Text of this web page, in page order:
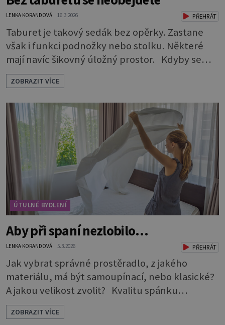
LENKA KORANDOVÁ 16.3.2026 PŘEHRÁT
Taburet je takový sedák bez opěrky. Zastane
však i funkci podnožky nebo stolku. Některé
mají navíc šikovný úložný prostor. Kdyby se
rozdávaly ceny za nejskromnější, a přitom
užitečný a praktický kus nábytku, určitě by
vyhrál taburet. Je nevtíravý, nenápadný, klidně
si sedí opodál a čeká, až na něj přijde řada, aniž
by jakkoli rušil nebo překážel. A když je ho
zapotřebí, je pohotově p
ZOBRAZIT VÍCE
ÚTULNÉ BYDLENÍ
Aby při spaní nezlobilo…
LENKA KORANDOVÁ 5.3.2026 PŘEHRÁT
Jak vybrat správné prostěradlo, z jakého
materiálu, má být samoupínací, nebo klasické?
A jakou velikost zvolit? Kvalitu spánku
neovlivňuje jen postel a matrace, důležitý je i
správný výběr prostěradla. Až si ho půjdete
ZOBRAZIT VÍCE